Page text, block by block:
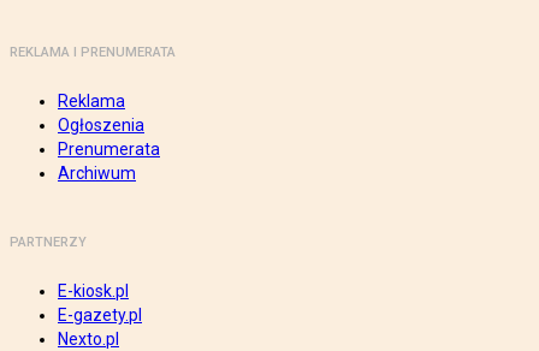
REKLAMA I PRENUMERATA
Reklama
Ogłoszenia
Prenumerata
Archiwum
PARTNERZY
E-kiosk.pl
E-gazety.pl
Nexto.pl